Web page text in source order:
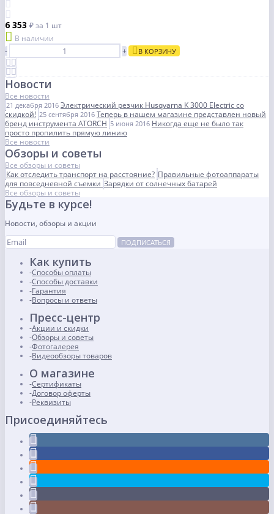
6 353 ₽за 1 шт
В наличии
-
+ В КОРЗИНУ
Новости
Все новости
21 декабря 2016 Электрический резчик Husqvarna K 3000 Electric со
скидкой! 25 сентября 2016 Теперь в нашем магазине представлен новый
бренд инструмента ATORCH 5 июня 2016 Никогда еще не было так
просто пропилить прямую линию
Все новости
Обзоры и советы
Все обзоры и советы
Как отследить транспорт на расстояние? Правильные фотоаппараты
для повседневной съемки Зарядки от солнечных батарей
Все обзоры и советы
Будьте в курсе!
Новости, обзоры и акции
ПОДПИСАТЬСЯ
Как купить
Способы оплаты
Способы доставки
Гарантия
Вопросы и ответы
Пресс-центр
Акции и скидки
Обзоры и советы
Фотогалерея
Видеообзоры товаров
О магазине
Сертификаты
Договор оферты
Реквизиты
Присоединяйтесь